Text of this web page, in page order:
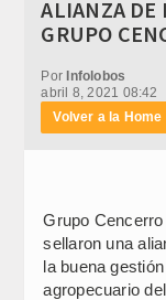
ALIANZA DE
GRUPO
PorInfolobos
abril 8, 2021 08:42
Volver a la Home
Grupo
sellaron una
la buena
agropecuario